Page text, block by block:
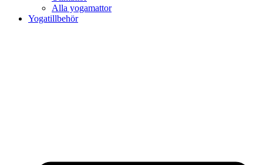
Alla yogamattor
Yogatillbehör